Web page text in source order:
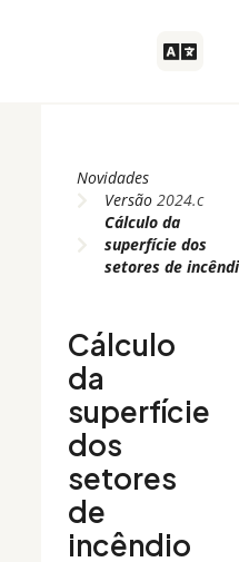
Novidades
Versão2024.c
Cálculo da
superfície dos
setores de
Cálculo
da
superfície
dos
setores
de
incêndio